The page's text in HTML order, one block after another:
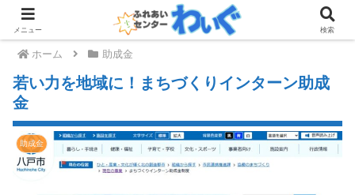
ホーム 助成金
若い力を地域に！まちづくりインターン助成
金
助成金
メニュー 検索